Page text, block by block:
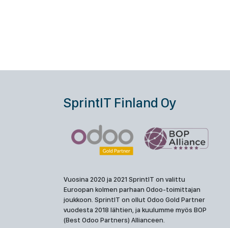
SprintIT Finland Oy
Vuosina 2020 ja 2021 SprintIT on valittu
Euroopan kolmen parhaan Odoo-toimittajan
joukkoon. SprintIT on ollut Odoo Gold Partner
vuodesta 2018 lähtien, ja kuulumme myös BOP
(Best Odoo Partners) Allianceen.